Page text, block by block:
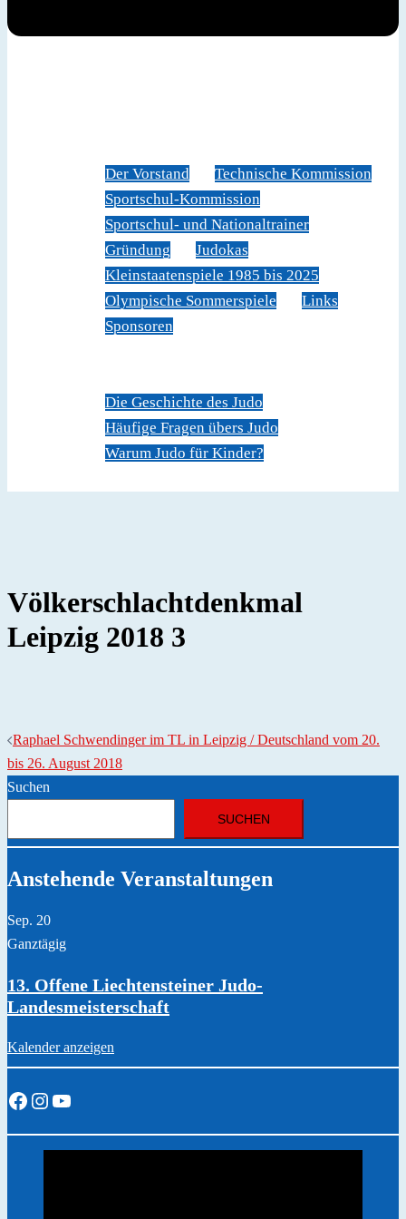
Der Vorstand
Technische Kommission
Sportschul-Kommission
Sportschul- und Nationaltrainer
Gründung
Judokas
Kleinstaatenspiele 1985 bis 2025
Olympische Sommerspiele
Links
Sponsoren
Die Geschichte des Judo
Häufige Fragen übers Judo
Warum Judo für Kinder?
Völkerschlachtdenkmal
Leipzig 2018 3
Beitragsnavigation
Raphael Schwendinger im TL in Leipzig / Deutschland vom 20.
bis 26. August 2018
Suchen
SUCHEN
Anstehende Veranstaltungen
Sep. 20
Ganztägig
13. Offene Liechtensteiner Judo-
Landesmeisterschaft
Kalender anzeigen
Facebook
Instagram
YouTube